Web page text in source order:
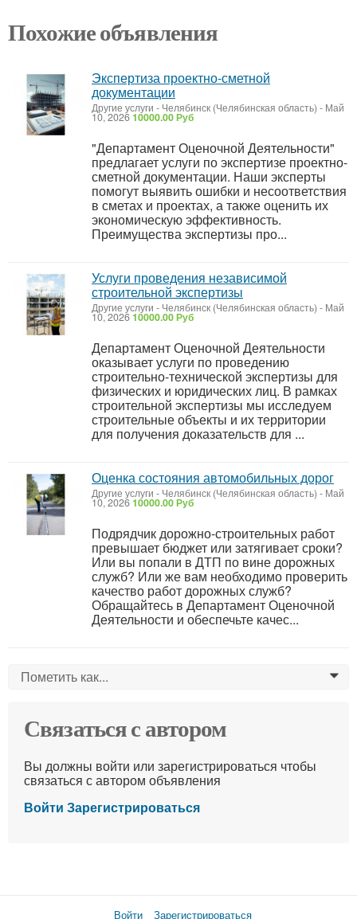
Похожие объявления
Экспертиза проектно-сметной
документации
Другие услуги - Челябинск (Челябинская область) - Май
10, 202610000.00 Руб
"Департамент Оценочной Деятельности"
предлагает услуги по экспертизе проектно-
сметной документации. Наши эксперты
помогут выявить ошибки и несоответствия
в сметах и проектах, а также оценить их
экономическую эффективность.
Преимущества экспертизы про...
Услуги проведения независимой
строительной экспертизы
Другие услуги - Челябинск (Челябинская область) - Май
10, 202610000.00 Руб
Департамент Оценочной Деятельности
оказывает услуги по проведению
строительно-технической экспертизы для
физических и юридических лиц. В рамках
строительной экспертизы мы исследуем
строительные объекты и их территории
для получения доказательств для ...
Оценка состояния автомобильных дорог
Другие услуги - Челябинск (Челябинская область) - Май
10, 202610000.00 Руб
Подрядчик дорожно-строительных работ
превышает бюджет или затягивает сроки?
Или вы попали в ДТП по вине дорожных
служб? Или же вам необходимо проверить
качество работ дорожных служб?
Обращайтесь в Департамент Оценочной
Деятельности и обеспечьте качес...
Пометить как... 0
Связаться с автором
Вы должны войти или зарегистрироваться чтобы
связаться с автором объявления
Войти Зарегистрироваться
Войти Зарегистрироваться